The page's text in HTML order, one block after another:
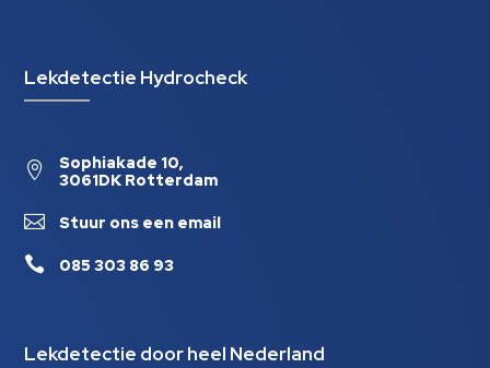
Lekdetectie Hydrocheck

Sophiakade 10,
3061DK Rotterdam
 Stuur ons een email
 085 303 86 93
Lekdetectie door heel Nederland